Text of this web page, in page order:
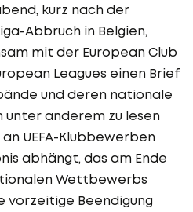
kurz nach der
Abbruch in Belgien,
mit der European Club
Leagues einen Brief
und deren nationale
unter anderem zu lesen
UEFA-Klubbewerben
abhängt, das am Ende
Wettbewerbs
vorzeitige Beendigung